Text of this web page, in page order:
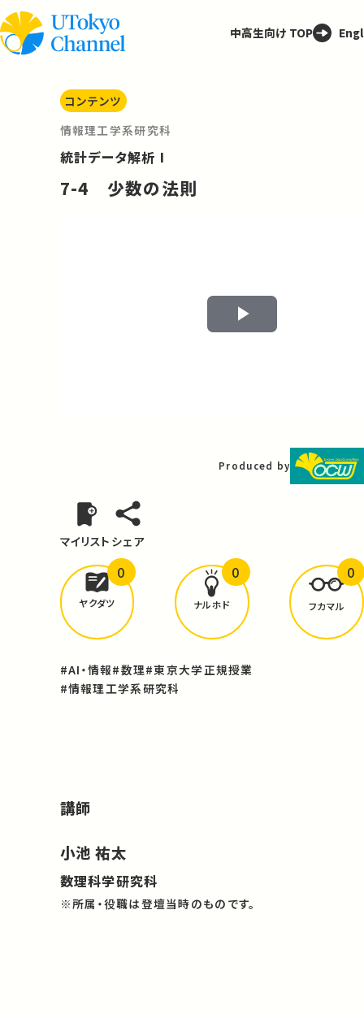
中高生向け TOP
コンテンツ
情報理工学系研究科
統計データ解析 I
7-4 少数の法則
Play
Produced by
マイリスト シェア
どんな学びがありましたか？
ヤクダツ
0
ナルホド
0
フカマル
0
#AI・情報#数理#東京大学正規授業
#情報理工学系研究科
講師
小池 祐太
数理科学研究科
※所属・役職は登壇当時のものです。